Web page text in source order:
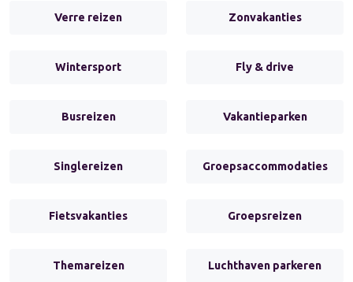
Verre reizen Zonvakanties
Wintersport Fly & drive
Busreizen Vakantieparken
Singlereizen Groepsaccommodaties
Fietsvakanties Groepsreizen
Themareizen Luchthaven parkeren